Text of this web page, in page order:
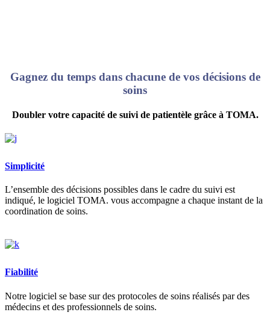
Gagnez du temps dans chacune de vos décisions de
soins
Doubler votre capacité de suivi de patientèle grâce à TOMA.
Simplicité
L’ensemble des décisions possibles dans le cadre du suivi est
indiqué, le logiciel TOMA. vous accompagne a chaque instant de la
coordination de soins.
Fiabilité
Notre logiciel se base sur des protocoles de soins réalisés par des
médecins et des professionnels de soins.